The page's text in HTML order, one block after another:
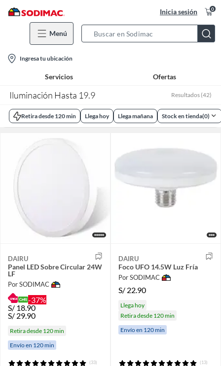
Inicia sesión 0
Menú
Bar
location-
icon
Ingresa tu ubicación
Servicios Ofertas
Iluminación Hasta 19.9 Resultados (42)
Retira desde 120 min Llega hoy Llega mañana Stock en tienda(0)
DAIRU
Panel LED Sobre Circular 24W
LF
Por SODIMAC
-37%
S/ 18.90
S/ 29.90
Retira desde 120 min
Envío en 120 min
(33)
DAIRU
Foco UFO 14.5W Luz Fría
Por SODIMAC
S/ 22.90
Llega hoy
Retira desde 120 min
Envío en 120 min
(13)